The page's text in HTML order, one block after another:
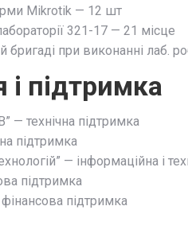
Mikrotik — 12 шт
321-17 — 21 місце
бригаді при виконанні лаб.
і підтримка
— технічна підтримка
підтримка
— інформаційна і
підтримка
підтримка